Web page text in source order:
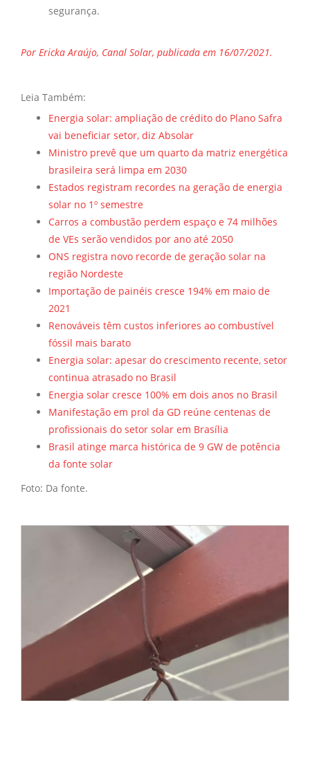
segurança.
Por Ericka Araújo, Canal Solar, publicada em 16/07/2021.
Leia Também:
Energia solar: ampliação de crédito do Plano Safra
vai beneficiar setor, diz Absolar
Ministro prevê que um quarto da matriz energética
brasileira será limpa em 2030
Estados registram recordes na geração de energia
solar no 1º semestre
Carros a combustão perdem espaço e 74 milhões
de VEs serão vendidos por ano até 2050
ONS registra novo recorde de geração solar na
região Nordeste
Importação de painéis cresce 194% em maio de
2021
Renováveis têm custos inferiores ao combustível
fóssil mais barato
Energia solar: apesar do crescimento recente, setor
continua atrasado no Brasil
Energia solar cresce 100% em dois anos no Brasil
Manifestação em prol da GD reúne centenas de
profissionais do setor solar em Brasília
Brasil atinge marca histórica de 9 GW de potência
da fonte solar
Foto: Da fonte.